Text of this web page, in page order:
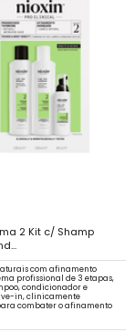
2 Kit c/ Shamp
com afinamento
profissional de 3 etapas,
condicionador e
in, clinicamente
combater o afinamento
naturais e não